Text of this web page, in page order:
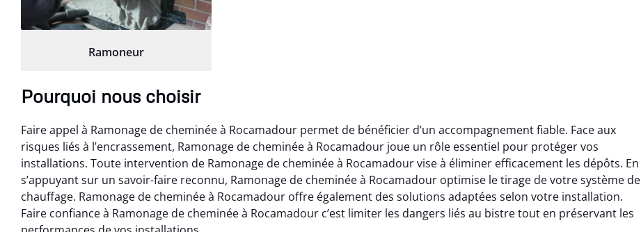
Ramoneur
Pourquoi nous choisir
Faire appel à Ramonage de cheminée à Rocamadour permet de bénéficier d’un accompagnement fiable. Face aux
risques liés à l’encrassement, Ramonage de cheminée à Rocamadour joue un rôle essentiel pour protéger vos
installations. Toute intervention de Ramonage de cheminée à Rocamadour vise à éliminer efficacement les dépôts. En
s’appuyant sur un savoir-faire reconnu, Ramonage de cheminée à Rocamadour optimise le tirage de votre système de
chauffage. Ramonage de cheminée à Rocamadour offre également des solutions adaptées selon votre installation.
Faire confiance à Ramonage de cheminée à Rocamadour c’est limiter les dangers liés au bistre tout en préservant les